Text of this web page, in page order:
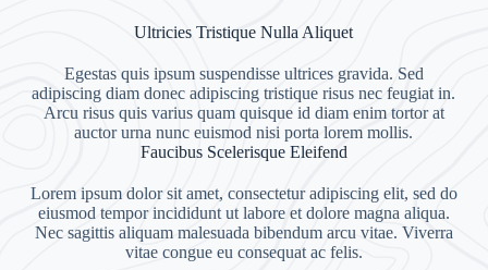
Ultricies Tristique Nulla Aliquet
Egestas quis ipsum suspendisse ultrices gravida. Sed
adipiscing diam donec adipiscing tristique risus nec feugiat in.
Arcu risus quis varius quam quisque id diam enim tortor at
auctor urna nunc euismod nisi porta lorem mollis.
Faucibus Scelerisque Eleifend
Lorem ipsum dolor sit amet, consectetur adipiscing elit, sed do
eiusmod tempor incididunt ut labore et dolore magna aliqua.
Nec sagittis aliquam malesuada bibendum arcu vitae. Viverra
vitae congue eu consequat ac felis.